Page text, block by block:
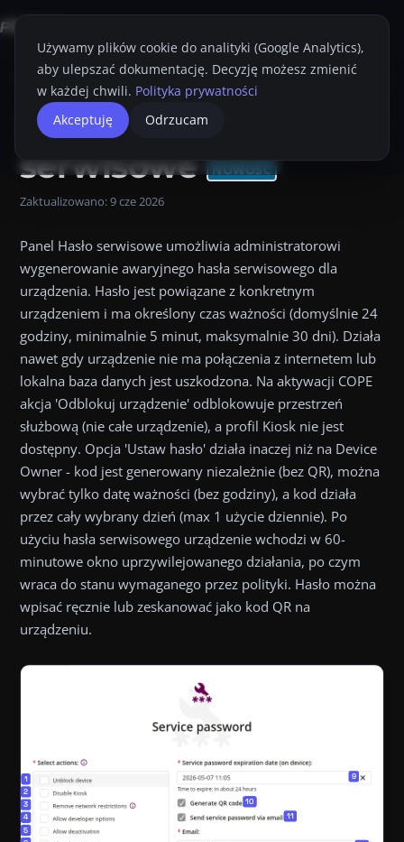
Strona główna Przewodnik Administratora
Hasło
serwisowe
NOWOŚĆ
Zaktualizowano:9 cze 2026
Panel Hasło serwisowe umożliwia administratorowi
wygenerowanie awaryjnego hasła serwisowego dla
urządzenia. Hasło jest powiązane z konkretnym
urządzeniem i ma określony czas ważności (domyślnie 24
godziny, minimalnie 5 minut, maksymalnie 30 dni). Działa
nawet gdy urządzenie nie ma połączenia z internetem lub
lokalna baza danych jest uszkodzona. Na aktywacji COPE
akcja 'Odblokuj urządzenie' odblokowuje przestrzeń
służbową (nie całe urządzenie), a profil Kiosk nie jest
dostępny. Opcja 'Ustaw hasło' działa inaczej niż na Device
Owner - kod jest generowany niezależnie (bez QR), można
wybrać tylko datę ważności (bez godziny), a kod działa
przez cały wybrany dzień (max 1 użycie dziennie). Po
użyciu hasła serwisowego urządzenie wchodzi w 60-
minutowe okno uprzywilejowanego działania, po czym
wraca do stanu wymaganego przez polityki. Hasło można
wpisać ręcznie lub zeskanować jako kod QR na
urządzeniu.
Używamy plików cookie do analityki (Google Analytics),
aby ulepszać dokumentację. Decyzję możesz zmienić
w każdej chwili. Polityka prywatności
Akceptuję
Odrzucam